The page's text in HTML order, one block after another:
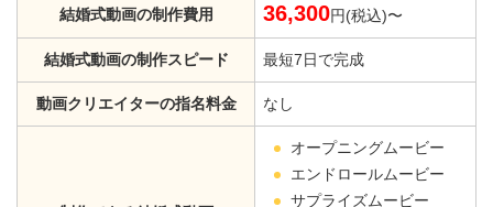
結婚式動画の制作費用 36,300円(税込)〜
結婚式動画の制作スピード 最短7日で完成
動画クリエイターの指名料金 なし
オープニングムービー
エンドロールムービー
サプライズムービー